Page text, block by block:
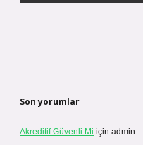
Son yorumlar
Akreditif Güvenli Mi için admin